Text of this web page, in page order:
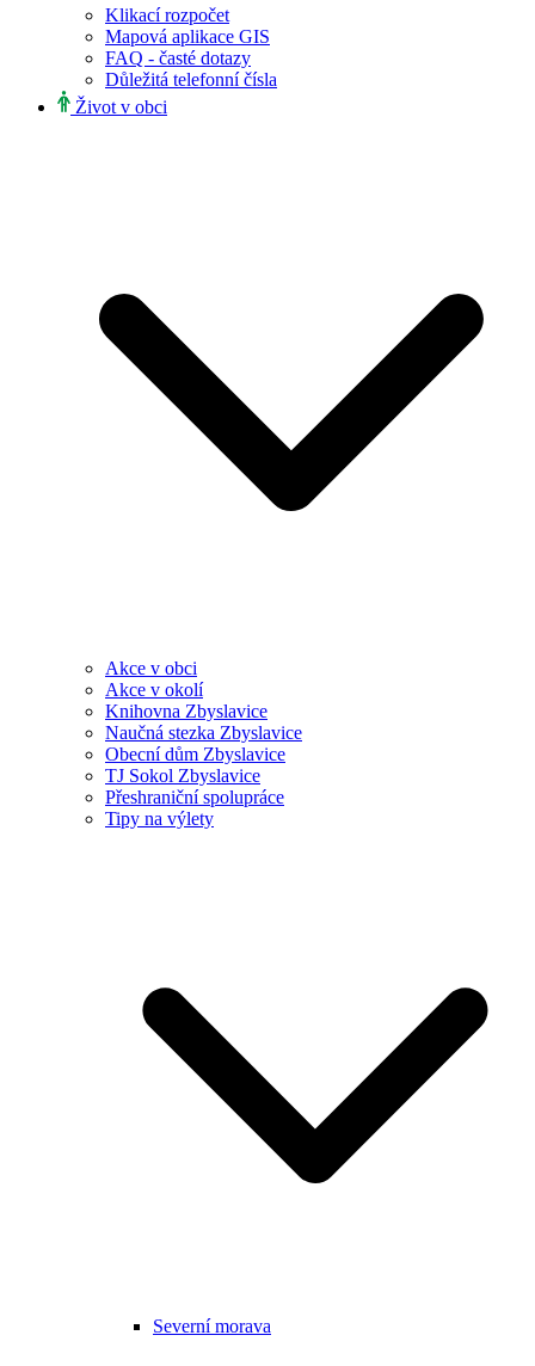
Klikací rozpočet
Mapová aplikace GIS
FAQ - časté dotazy
Důležitá telefonní čísla
Život v obci
Akce v obci
Akce v okolí
Knihovna Zbyslavice
Naučná stezka Zbyslavice
Obecní dům Zbyslavice
TJ Sokol Zbyslavice
Přeshraniční spolupráce
Tipy na výlety
Severní morava